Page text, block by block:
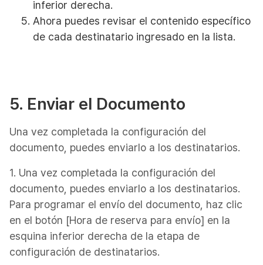
inferior derecha.
Ahora puedes revisar el contenido específico
de cada destinatario ingresado en la lista.
5. Enviar el Documento
Una vez completada la configuración del
documento, puedes enviarlo a los destinatarios.
1. Una vez completada la configuración del
documento, puedes enviarlo a los destinatarios.
Para programar el envío del documento, haz clic
en el botón [Hora de reserva para envío] en la
esquina inferior derecha de la etapa de
configuración de destinatarios.